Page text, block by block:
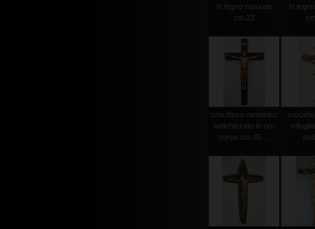
in legno naturale
cm.23
in
crocifisso romanico
antichizzato in oro
corpo cm.45 ...